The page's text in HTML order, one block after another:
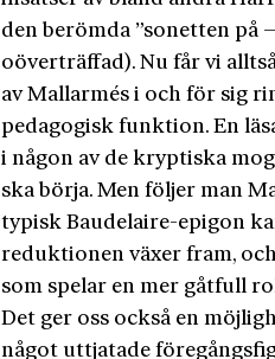
den berömda ”sonetten på
oöverträffad). Nu får vi
av Mallarmés i och för sig
pedagogisk funktion. En
i någon av de kryptiska
ska börja. Men följer man
typisk Baudelaire-epigon
reduktionen växer fram,
som spelar en mer gåtfull
Det ger oss också en
något uttjatade